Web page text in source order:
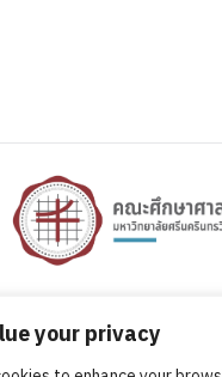
your privacy
ศึกษาศาสตร์ มหาวิทยาลัยศรีนค